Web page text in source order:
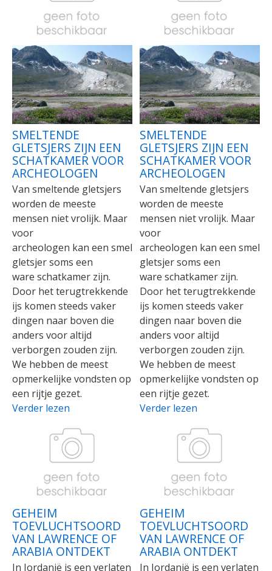
SMELTENDE
GLETSJERS ZIJN EEN
SCHATKAMER VOOR
ARCHEOLOGEN
Van smeltende gletsjers
worden de meeste
mensen niet vrolijk. Maar
voor
archeologen kan een smeltende
gletsjer soms een
ware schatkamer zijn.
Door het terugtrekkende
ijs komen steeds vaker
dingen naar boven die
anders voor altijd
verborgen zouden zijn.
We hebben de meest
opmerkelijke vondsten op
een rijtje gezet.
Verder lezen
SMELTENDE
GLETSJERS ZIJN EEN
SCHATKAMER VOOR
ARCHEOLOGEN
Van smeltende gletsjers
worden de meeste
mensen niet vrolijk. Maar
voor
archeologen kan een
gletsjer soms een
ware schatkamer zijn.
Door het terugtrekkende
ijs komen steeds vaker
dingen naar boven die
anders voor altijd
verborgen zouden zijn.
We hebben de meest
opmerkelijke vondsten op
een rijtje gezet.
Verder lezen
GEHEIM
TOEVLUCHTSOORD
VAN LAWRENCE OF
ARABIA ONTDEKT
In Jordanië is een verlaten
GEHEIM
TOEVLUCHTSOORD
VAN LAWRENCE OF
ARABIA ONTDEKT
In Jordanië is een verlaten